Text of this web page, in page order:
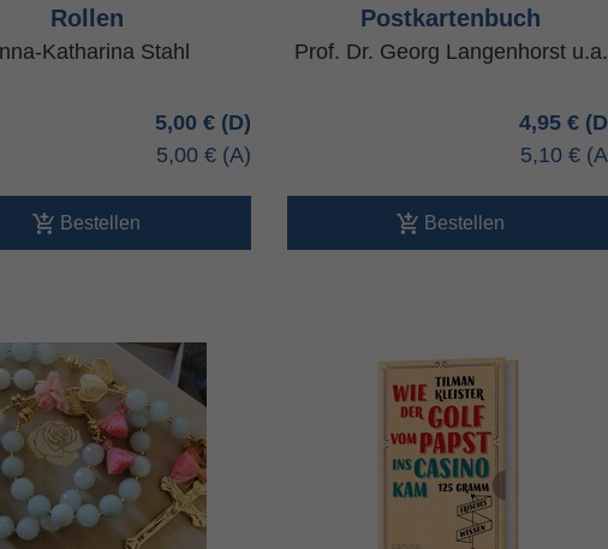
Rollen
Katharina Stahl
5,00 €
5,00 €
Bestellen
Postkartenbuch
Prof. Dr. Georg Langenhorst u.a.
4,95 €
5,10 €
Bestellen